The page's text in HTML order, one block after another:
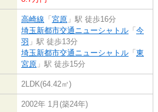
高崎線 「 宮原 」駅 徒歩16分
埼玉新都市交通ニューシャトル 「 今
羽 」駅 徒歩13分
埼玉新都市交通ニューシャトル 「 東
宮原 」駅 徒歩15分
2LDK(64.42㎡)
2002年 1月(築24年)